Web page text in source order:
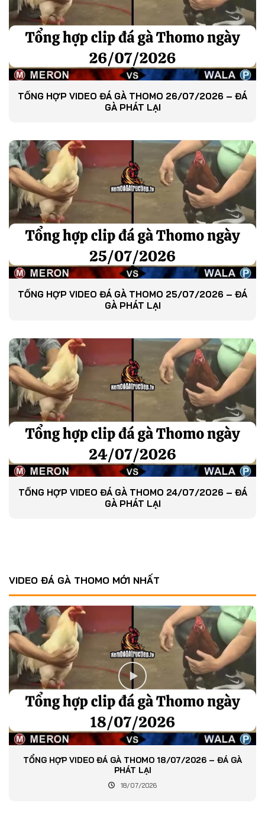
TỔNG HỢP VIDEO ĐÁ GÀ THOMO 26/07/2026 – ĐÁ
GÀ PHÁT LẠI
TỔNG HỢP VIDEO ĐÁ GÀ THOMO 25/07/2026 – ĐÁ
GÀ PHÁT LẠI
TỔNG HỢP VIDEO ĐÁ GÀ THOMO 24/07/2026 – ĐÁ
GÀ PHÁT LẠI
VIDEO ĐÁ GÀ THOMO MỚI NHẤT
TỔNG HỢP VIDEO ĐÁ GÀ THOMO 18/07/2026 – ĐÁ GÀ
PHÁT LẠI
18/07/2026